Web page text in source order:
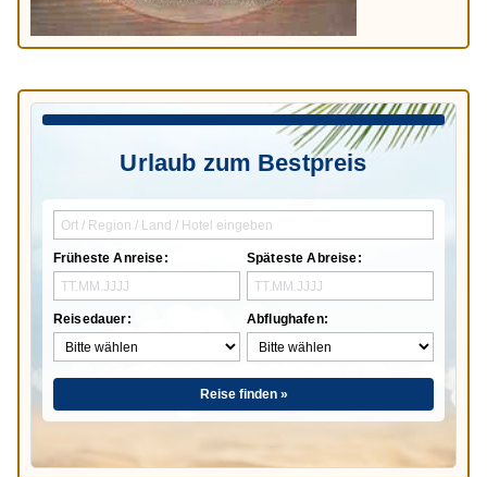
Urlaub zum Bestpreis
Früheste Anreise:
Reisedauer:
Späteste Abreise:
Abflughafen:
Reise finden »